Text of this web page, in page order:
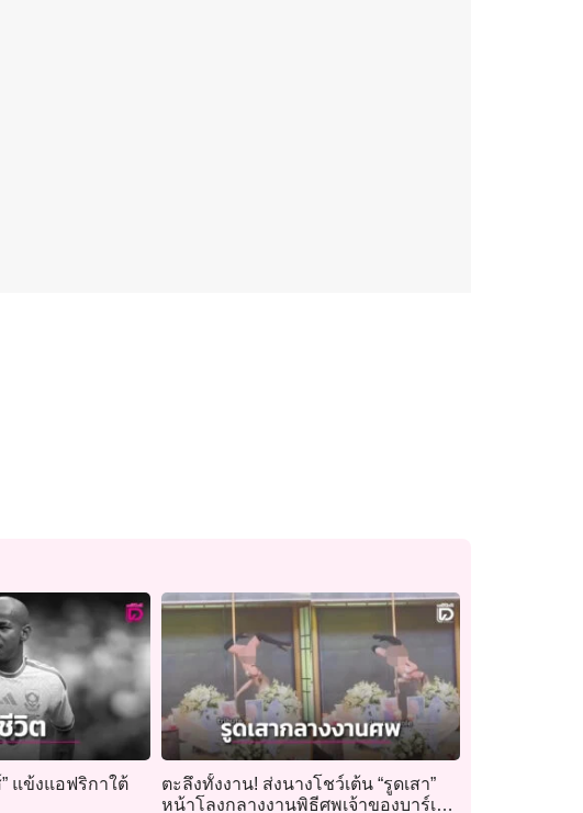
แข้งแอฟริกาใต้
ตะลึงทั้งงาน! ส่งนางโชว์เต้น “รูดเสา”
หน้าโลงกลางงานพิธีศพเจ้าของบาร์เก่า